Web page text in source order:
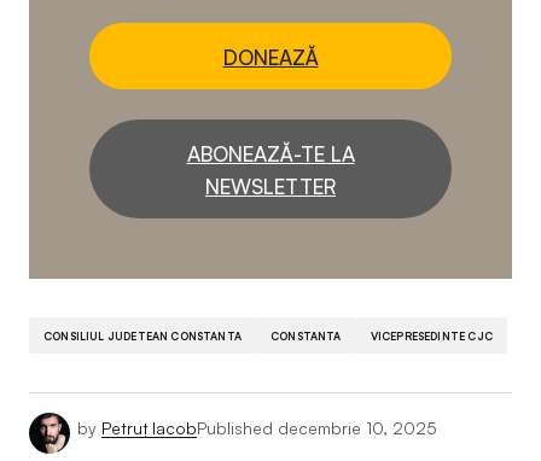
DONEAZĂ
ABONEAZĂ-TE LA
NEWSLETTER
CONSILIUL JUDETEAN CONSTANTA CONSTANTA VICEPRESEDINTE CJC
by Petruț IacobPublished decembrie 10, 2025